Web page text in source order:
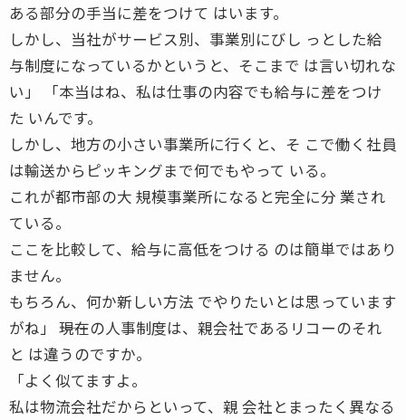
ある部分の手当に差をつけて はいます。
しかし、当社がサービス別、事業別にびし っとした給
与制度になっているかというと、そこまで は言い切れな
い」 「本当はね、私は仕事の内容でも給与に差をつけ
た いんです。
しかし、地方の小さい事業所に行くと、そ こで働く社員
は輸送からピッキングまで何でもやって いる。
これが都市部の大 規模事業所になると完全に分 業され
ている。
ここを比較して、給与に高低をつける のは簡単ではあり
ません。
もちろん、何か新しい方法 でやりたいとは思っています
がね」 ――現在の人事制度は、親会社であるリコーのそれ
と は違うのですか。
「よく似てますよ。
私は物流会社だからといって、親 会社とまったく異なる